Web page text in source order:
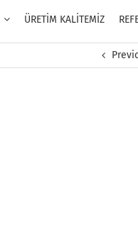
ÜRETİM KALİTEMİZ